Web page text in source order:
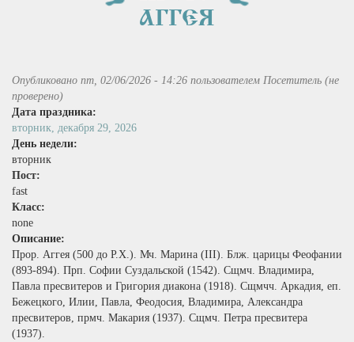
АГГЕЯ
Опубликовано пт, 02/06/2026 - 14:26 пользователем Посетитель (не
проверено)
Дата праздника:
вторник, декабря 29, 2026
День недели:
вторник
Пост:
fast
Класс:
none
Описание:
Прор. Аггея (500 до Р.Х.). Мч. Марина (III). Блж. царицы Феофании
(893‑894). Прп. Софии Суздальской (1542). Сщмч. Владимира,
Павла пресвитеров и Григория диакона (1918). Сщмчч. Аркадия, еп.
Бежецкого, Илии, Павла, Феодосия, Владимира, Александра
пресвитеров, прмч. Макария (1937). Сщмч. Петра пресвитера
(1937).